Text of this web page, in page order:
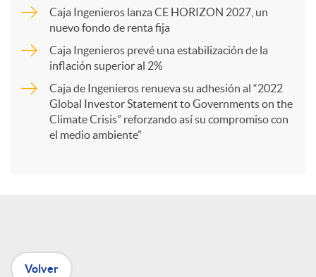
r
n
Caja Ingenieros lanza CE HORIZON 2027, un
nuevo fondo de renta fija
Caja Ingenieros prevé una estabilización de la
inflación superior al 2%
Caja de Ingenieros renueva su adhesión al “2022
Global Investor Statement to Governments on the
Climate Crisis” reforzando así su compromiso con
el medio ambiente”
Volver